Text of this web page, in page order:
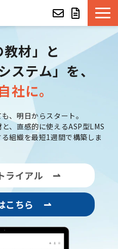
教材」と
ステム」を、
社に。
、明日からスタート。
、直感的に使えるASP型LMS
組織を最短1週間で構築しま
トライアル ⇀
はこちら ⇀